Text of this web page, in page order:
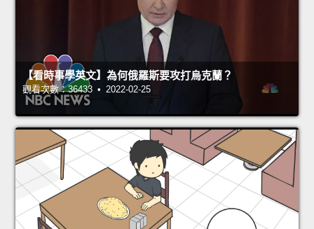
【看時事學英文】為何俄羅斯要攻打烏克蘭？
觀看次數：36433 • 2022-02-25